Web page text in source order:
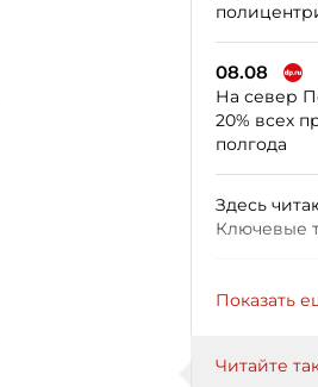
08.08
На север
20% всех
полгода
Здесь
Ключевые
Показать
Читайте